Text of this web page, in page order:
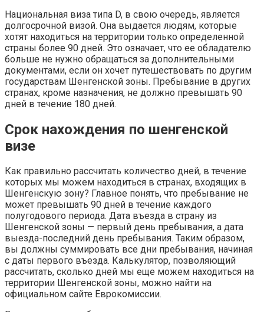
Национальная виза типа D, в свою очередь, является
долгосрочной визой. Она выдается людям, которые
хотят находиться на территории только определенной
страны более 90 дней. Это означает, что ее обладателю
больше не нужно обращаться за дополнительными
документами, если он хочет путешествовать по другим
государствам Шенгенской зоны. Пребывание в других
странах, кроме назначения, не должно превышать 90
дней в течение 180 дней.
Срок нахождения по шенгенской
визе
Как правильно рассчитать количество дней, в течение
которых мы можем находиться в странах, входящих в
Шенгенскую зону? Главное понять, что пребывание не
может превышать 90 дней в течение каждого
полугодового периода. Дата въезда в страну из
Шенгенской зоны — первый день пребывания, а дата
выезда-последний день пребывания. Таким образом,
вы должны суммировать все дни пребывания, начиная
с даты первого въезда. Калькулятор, позволяющий
рассчитать, сколько дней мы еще можем находиться на
территории Шенгенской зоны, можно найти на
официальном сайте Еврокомиссии.